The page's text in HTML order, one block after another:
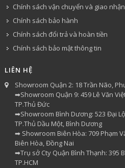
Chính sách vận chuyển và giao nhận
Chính sách bảo hành
Chính sách đổi trả và hoàn tiền
Chính sách bảo mật thông tin
LIÊN HỆ
Showroom Quận 2: 18 Trần Não,
➡Showroom Quận 9: 459 Lê Văn
TP.Thủ Đức
➡Showroom Bình Dương: 523 Đại
TP.Thủ Dầu Một, Bình Dương
➡ Showroom Biên Hòa: 709 Phạm
Biên Hòa, Đồng Nai
➡Trụ sở Cty Quận Bình Thạnh: 395
TP.HCM